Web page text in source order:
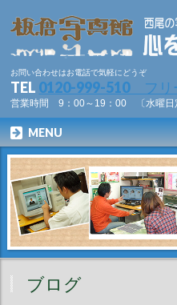
お問い合わせはお電話で気軽にどうぞ
TEL 0120-999-510 フリ
営業時間 9：00～19：00 〔水曜日
MENU
ブログ